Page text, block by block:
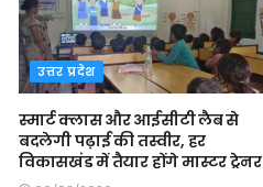
उत्तर प्रदेश
स्मार्ट क्लास और आईसीटी लैब से
बदलेगी पढ़ाई की तस्वीर, हर
विकासखंड में तैयार होंगे मास्टर ट्रेनर